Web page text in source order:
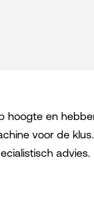
hoogte en
voor de
advies.